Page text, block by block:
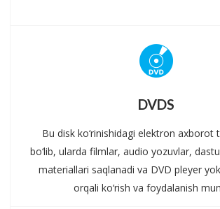
DVDS
Bu disk ko‘rinishidagi elektron axborot
bo‘lib, ularda filmlar, audio yozuvlar,
materiallari saqlanadi va DVD pleyer
orqali ko‘rish va foydalanish